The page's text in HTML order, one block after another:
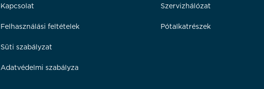
Kapcsolat
Felhasználási feltételek
Süti szabályzat
Adatvédelmi szabályza
Szervizhálózat
Pótalkatrészek